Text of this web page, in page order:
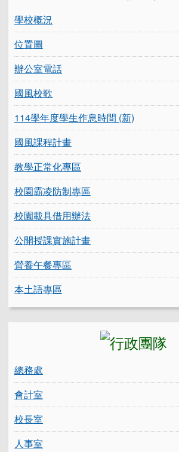
學校概況
位置圖
辦公室電話
國風校歌
114學年度學生作息時間 (新)
國風課程計畫
教學正常化專區
校園霸凌防制專區
校園載具借用辦法
公開授課實施計畫
營養午餐專區
本土語專區
總務處
會計室
校長室
人事室